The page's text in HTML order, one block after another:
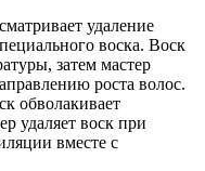
удаление
воска. Воск
затем мастер
роста волос.
обволакивает
удаляет воск при
вместе с